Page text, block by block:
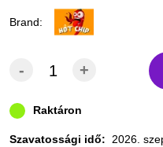
Brand:
- +
Raktáron
Szavatossági idő: 2026.